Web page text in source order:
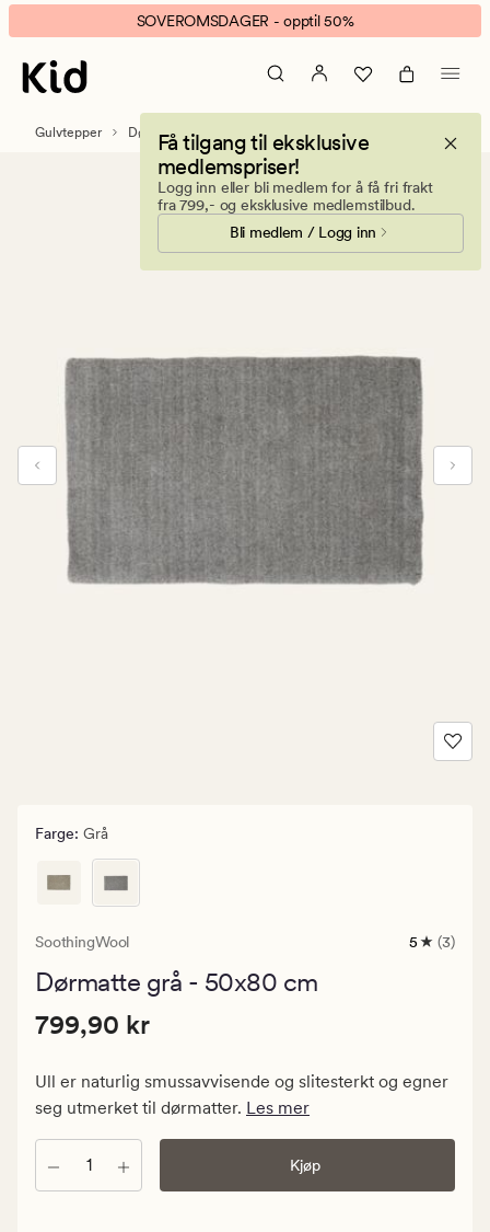
SoothingWool
dørmatte
grå
banner.
Klikk
ESCAPE
SOVEROMSDAGER - opptil 50%
Få tilgang til eksklusive
medlemspriser!
Logg inn eller bli medlem for å få fri frakt
fra 799,- og eksklusive medlemstilbud.
Bli medlem / Logg inn
Gulvtepper Dørmatter
Farge: Grå
SoothingWool
3
5 (3)
Dørmatte grå - 50x80 cm
Pris
799,90
pris
799,90
kr
Pris 799,90 kr
799,90 kr
Ull er naturlig smussavvisende og slitesterkt og egner
seg utmerket til dørmatter. Les mer
Antall Kjøp